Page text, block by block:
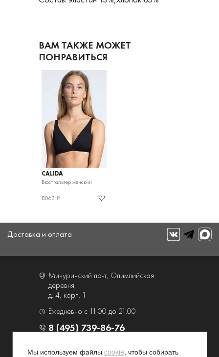
ВАМ ТАКЖЕ МОЖЕТ
ПОНРАВИТЬСЯ
CALIDA
Бюстгальтер женский
8063 ₽
Доставка и оплата
Мичуринский пр-т, Олимпийская
деревня,
д. 4, корп. 1
Ежедневно с 11.00 до 21.00
8 (495) 739-86-76
О компании Услуги
Мы используем файлы cookie, чтобы собирать